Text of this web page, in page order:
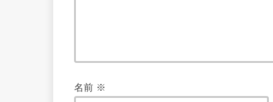
名前 ※